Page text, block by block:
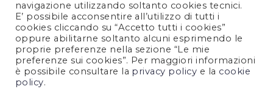
FOLLOW US
navigazione utilizzando soltanto cookies tecnici.
E’ possibile acconsentire all’utilizzo di tutti i
cookies cliccando su “Accetto tutti i cookies”
oppure abilitarne soltanto alcuni esprimendo le
proprie preferenze nella sezione “Le mie
preferenze sui cookies”. Per maggiori informazioni
è possibile consultare la privacy policy e la cookie
policy.